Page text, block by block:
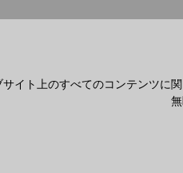
イト上のすべてのコンテンツに